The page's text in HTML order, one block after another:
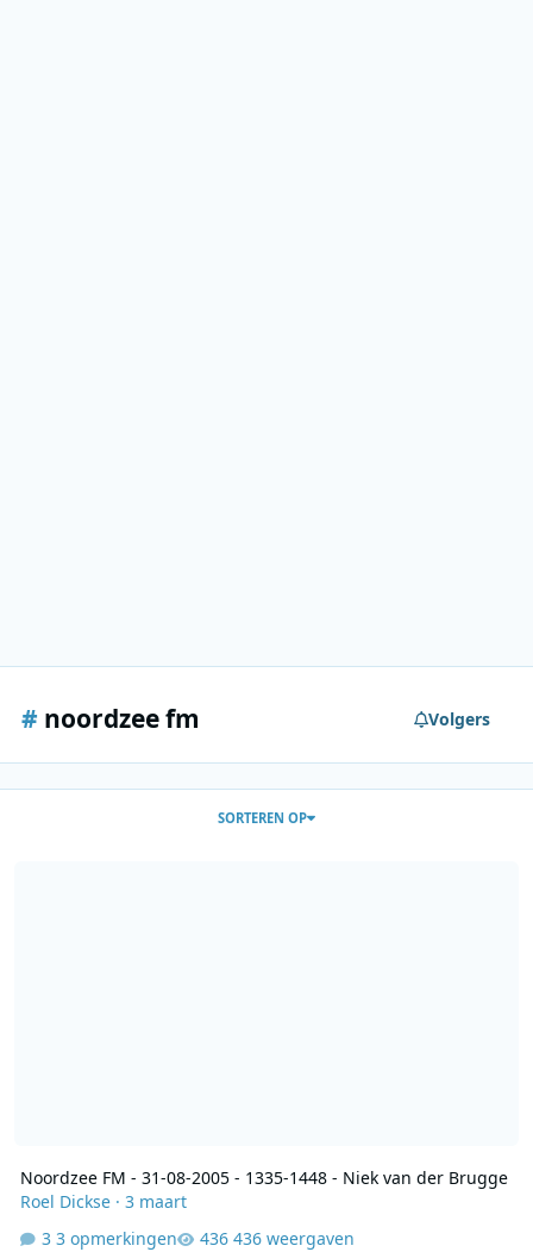
# noordzee fm Volgers
SORTEREN OP
Noordzee FM - 31-08-2005 - 1335-1448 - Niek van der Brugge
Roel Dickse· 3 maart
3 opmerkingen
436 weergaven